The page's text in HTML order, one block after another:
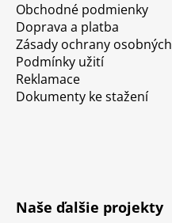
Obchodné podmienky
Doprava a platba
Zásady ochrany
Podmínky užití
Reklamace
Dokumenty ke stažení
Naše ďalšie projekty